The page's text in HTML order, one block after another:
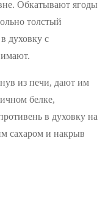
Обкатывают ягоды
толстый
духовку с
из печи, дают им
белке,
в духовку на
сахаром и накрыв